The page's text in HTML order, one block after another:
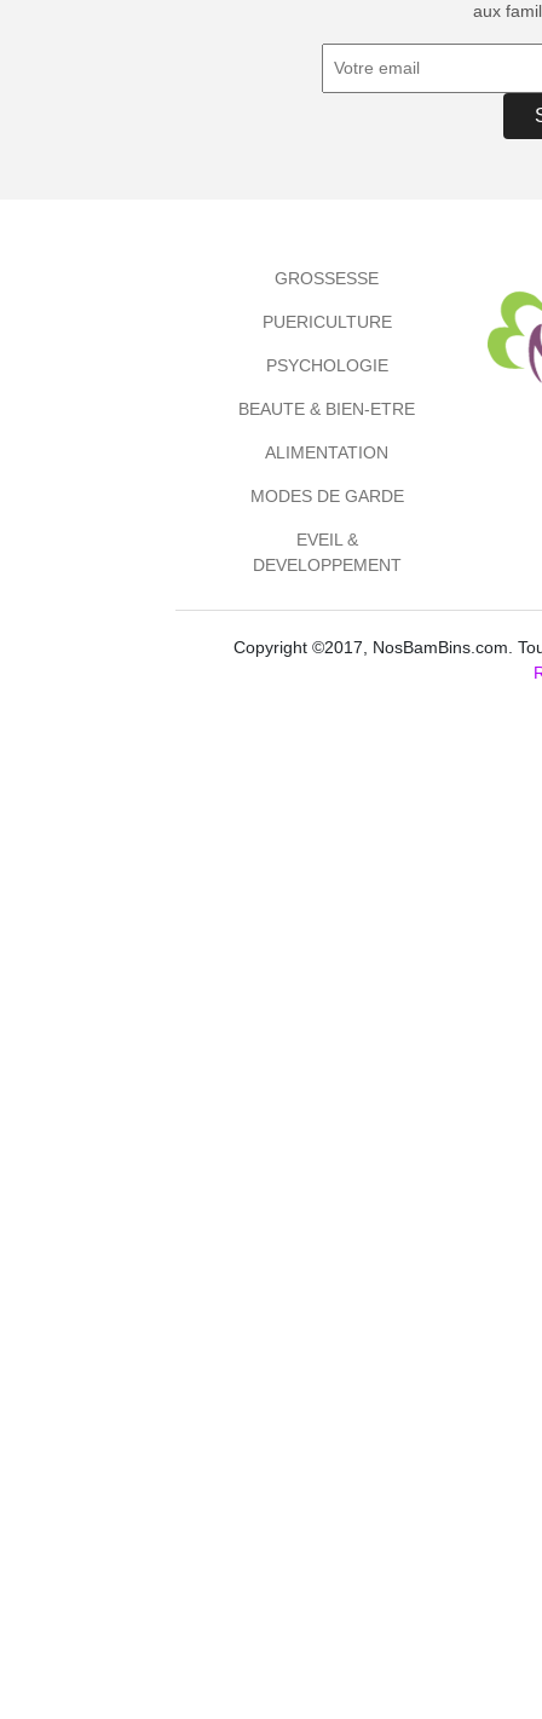
aux
GROSSESSE
PUERICULTURE
PSYCHOLOGIE
BEAUTE & BIEN-ETRE
ALIMENTATION
MODES DE GARDE
EVEIL &
DEVELOPPEMENT
Copyright ©2017, NosBamBins.com.